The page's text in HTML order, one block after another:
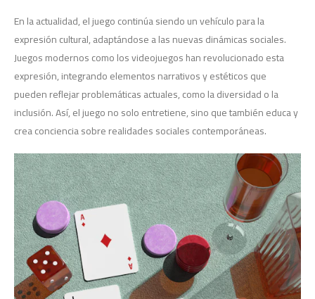
En la actualidad, el juego continúa siendo un vehículo para la
expresión cultural, adaptándose a las nuevas dinámicas sociales.
Juegos modernos como los videojuegos han revolucionado esta
expresión, integrando elementos narrativos y estéticos que
pueden reflejar problemáticas actuales, como la diversidad o la
inclusión. Así, el juego no solo entretiene, sino que también educa y
crea conciencia sobre realidades sociales contemporáneas.